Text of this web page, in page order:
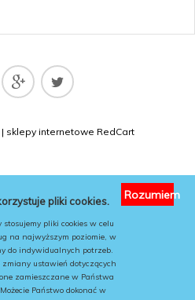
| sklepy internetowe RedCart
pliki cookies.
pliki cookies w celu
na najwyższym poziomie, w
do indywidualnych potrzeb.
ustawień dotyczących
zamieszczane w Państwa
Państwo dokonać w
Rozumiem